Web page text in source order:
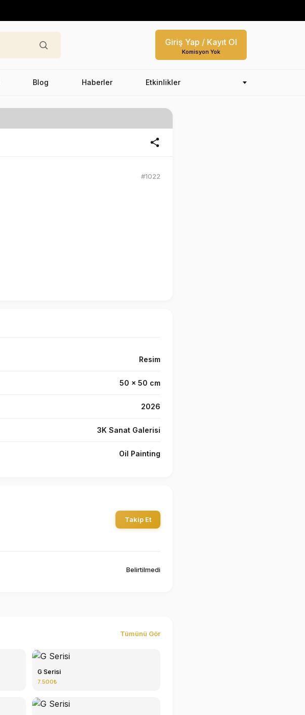
Giriş Yap / Kayıt Ol
Komisyon Yok
Blog Haberler Etkinlikler
#1022
Resim
50 x 50 cm
2026
3K Sanat Galerisi
Oil Painting
Takip Et
Belirtilmedi
Tümünü Gör
G Serisi
7.500₺